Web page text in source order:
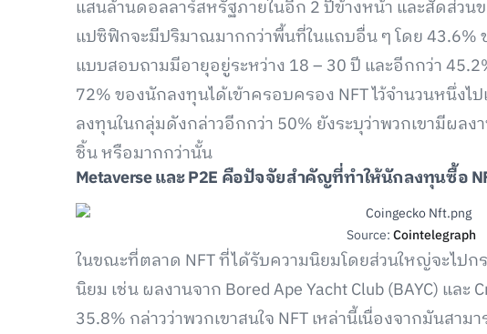
แสนล้านดอลลาร์สหรัฐภายในอีก 2 ปีข้างหน้า และสัดส่วน
แปซิฟิกจะมีปริมาณมากกว่าพื้นที่ในแถบอื่น ๆ โดย 43.6%
แบบสอบถามมีอายุอยู่ระหว่าง 18 – 30 ปี และอีกกว่า
72% ของนักลงทุนได้เข้าครอบครอง NFT ไว้จำนวนหนึ่ง
ลงทุนในกลุ่มดังกล่าวอีกกว่า 50% ยังระบุว่าพวกเขามีผล
ชิ้น หรือมากกว่านั้น
Metaverse และ P2E คือปัจจัยสำคัญที่ทำให้นักลงทุนซื้อ
Source:Cointelegraph
ในขณะที่ตลาด NFT ที่ได้รับความนิยมโดยส่วนใหญ่จะไปก
นิยม เช่น ผลงานจาก Bored Ape Yacht Club (BAYC) แล
35.8% กล่าวว่าพวกเขาสนใจ NFT เหล่านี้เนื่องจากมันสา